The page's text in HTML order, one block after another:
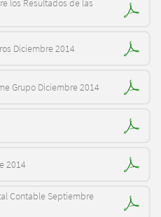
los Resultados de las
Diciembre 2014
Grupo Diciembre 2014
2014
Contable Septiembre